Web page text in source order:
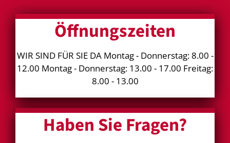
Öffnungszeiten
WIR SIND FÜR SIE DA Montag - Donnerstag: 8.00 -
12.00 Montag - Donnerstag: 13.00 - 17.00 Freitag:
8.00 - 13.00
Haben Sie Fragen?